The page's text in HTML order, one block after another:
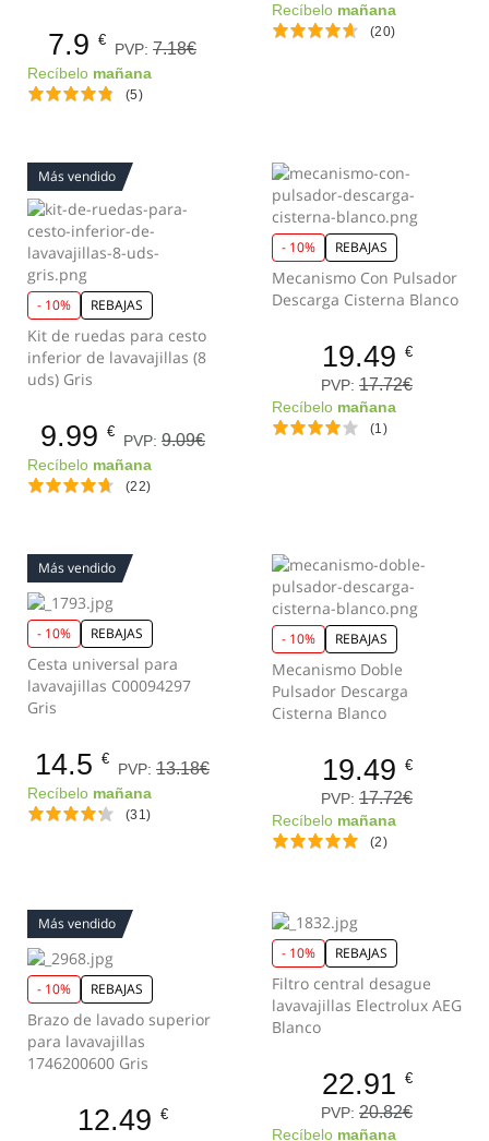
7.9 €
PVP: 7.18€
Recíbelo mañana
(5)
Recíbelo mañana
(20)
Más vendido
- 10% REBAJAS
Kit de ruedas para cesto
inferior de lavavajillas (8
uds) Gris
9.99 €
PVP: 9.09€
Recíbelo mañana
(22)
- 10% REBAJAS
Mecanismo Con Pulsador
Descarga Cisterna Blanco
19.49 €
PVP: 17.72€
Recíbelo mañana
(1)
Más vendido
- 10% REBAJAS
Cesta universal para
lavavajillas C00094297
Gris
14.5 €
PVP: 13.18€
Recíbelo mañana
(31)
- 10% REBAJAS
Mecanismo Doble
Pulsador Descarga
Cisterna Blanco
19.49 €
PVP: 17.72€
Recíbelo mañana
(2)
Más vendido
- 10% REBAJAS
Brazo de lavado superior
para lavavajillas
1746200600 Gris
12.49 €
- 10% REBAJAS
Filtro central desague
lavavajillas Electrolux AEG
Blanco
22.91 €
PVP: 20.82€
Recíbelo mañana